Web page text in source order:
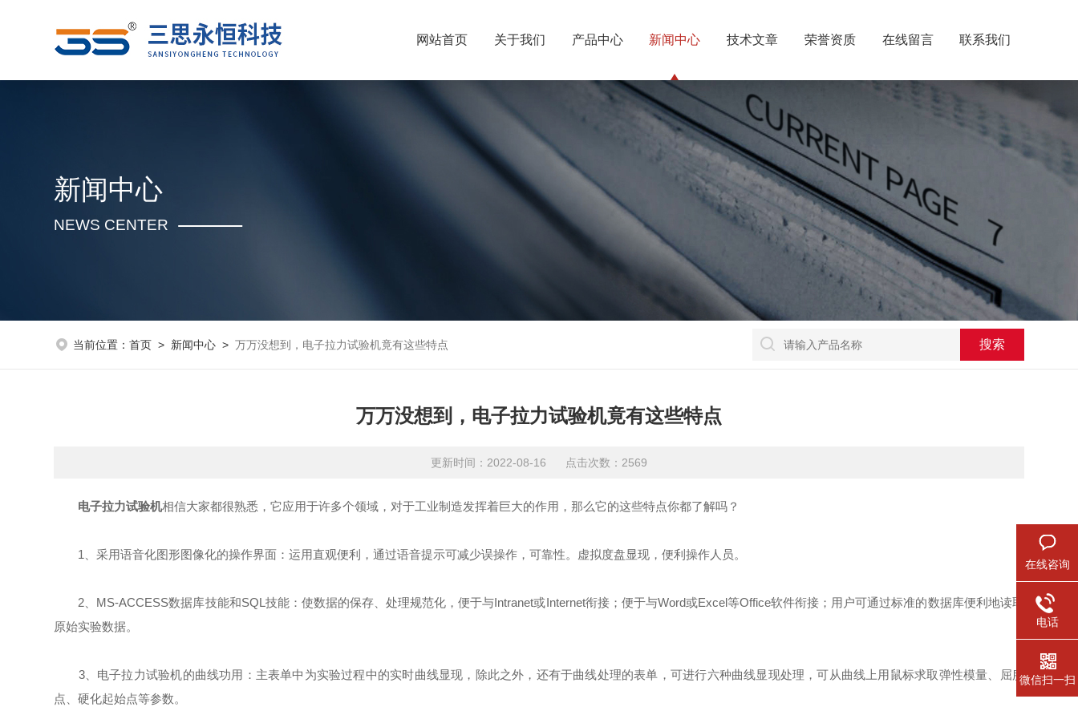
网站首页 关于我们 产品中心 新闻中心 技术文章 荣誉资质 在线留言 联系我们
新闻中心
NEWS CENTER
当前位置：首页 > 新闻中心 >万万没想到，电子拉力试验机竟有这些特点
万万没想到，电子拉力试验机竟有这些特点
更新时间：2022-08-16 点击次数：2569
电子拉力试验机相信大家都很熟悉，它应用于许多个领域，对于工业制造发挥着巨大的作用，那么它的这些特点你都了解吗？
1、采用语音化图形图像化的操作界面：运用直观便利，通过语音提示可减少误操作，可靠性。虚拟度盘显现，便利操作人员。
2、MS-ACCESS数据库技能和SQL技能：使数据的保存、处理规范化，便于与Intranet或Internet衔接；便于与Word或Excel等Office软件衔接；用户可通过标准的数据库便利地读取
原始实验数据。
3、电子拉力试验机的曲线功用：主表单中为实验过程中的实时曲线显现，除此之外，还有于曲线处理的表单，可进行六种曲线显现处理，可从曲线上用鼠标求取弹性模量、屈服
点、硬化起始点等参数。
在线咨询
电话
微信扫一扫